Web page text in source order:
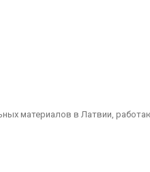
материалов в Латвии,